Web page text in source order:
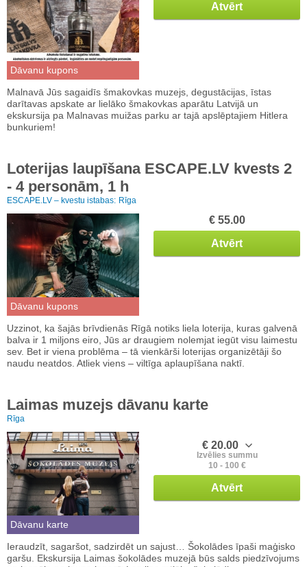
Dāvanu kupons
Atvērt
Malnavā Jūs sagaidīs šmakovkas muzejs, degustācijas, īstas
darītavas apskate ar lielāko šmakovkas aparātu Latvijā un
ekskursija pa Malnavas muižas parku ar tajā apslēptajiem Hitlera
bunkuriem!
Loterijas laupīšana ESCAPE.LV kvests 2
- 4 personām, 1 h
ESCAPE.LV – kvestu istabas: Rīga
Dāvanu kupons
€ 55.00
Atvērt
Uzzinot, ka šajās brīvdienās Rīgā notiks liela loterija, kuras galvenā
balva ir 1 miljons eiro, Jūs ar draugiem nolemjat iegūt visu laimestu
sev. Bet ir viena problēma – tā vienkārši loterijas organizētāji šo
naudu neatdos. Atliek viens – viltīga aplaupīšana naktī.
Laimas muzejs dāvanu karte
Rīga
Dāvanu karte
€ 20.00
Izvēlies summu
10 - 100 €
Atvērt
Ieraudzīt, sagaršot, sadzirdēt un sajust… Šokolādes īpaši maģisko
garšu. Ekskursija Laimas šokolādes muzejā būs salds piedzīvojums